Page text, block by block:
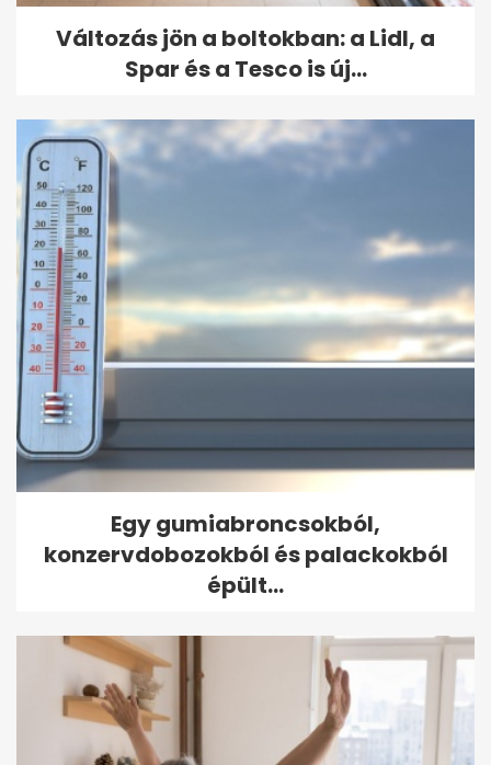
Változás jön a boltokban: a Lidl, a
Spar és a Tesco is új...
Egy gumiabroncsokból,
konzervdobozokból és palackokból
épült...